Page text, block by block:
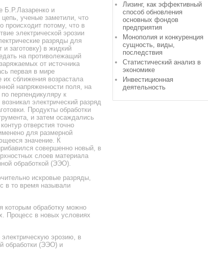
Б.Р.Лазаренко и
ученые заметили, что
происходит потому, что в
электрической эрозии
разряды для
заготовку) в жидкий
на противолежащий
от источника
первая в мире
их сближения возрастала
напряженности поля, на
перпендикуляру к
электрический разряд
Продукты обработки
и затем осаждались
отверстия точно
для размерной
значение. К
совершенно новый, в
слоев материала
обработкой (ЭЭО).
искровые разряды,
в то время называли
которым обработку можно
Процесс в новых условиях
эрозию, в
обработки (ЭЭО) и
Лизинг, как эффективный
способ обновления
основных фондов
предприятия
Монополия и конкуренция
сущность, виды,
последствия
Статистический анализ в
экономике
Инвестиционная
деятельность